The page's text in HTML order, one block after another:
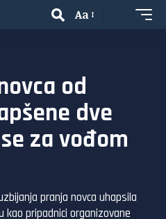
Aa
od
dve
za vođom
pranja novca uhapsila
pripadnici organizovane